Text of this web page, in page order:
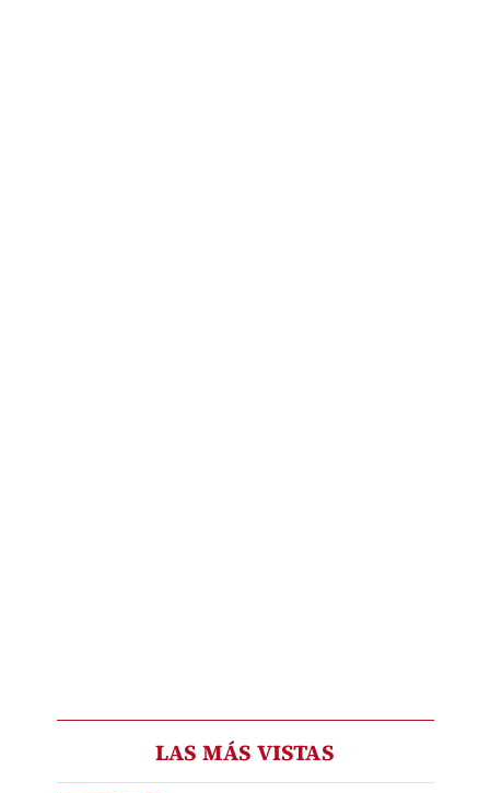
LAS MÁS VISTAS